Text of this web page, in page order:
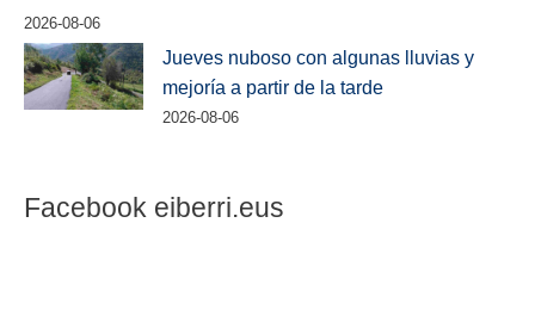
2026-08-06
Jueves nuboso con algunas lluvias y
mejoría a partir de la tarde
2026-08-06
Facebook eiberri.eus